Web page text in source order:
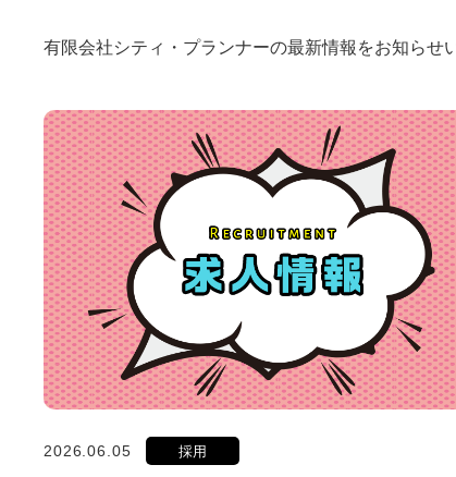
有限会社シティ・プランナーの最新情報をお知らせ
2026.06.05 採用